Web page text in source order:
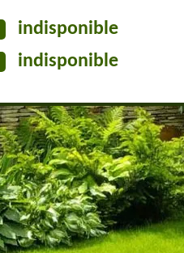
indisponible
indisponible